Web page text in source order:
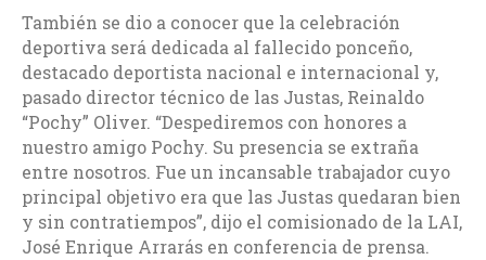
También se dio a conocer que la celebración
deportiva será dedicada al fallecido ponceño,
destacado deportista nacional e internacional y,
pasado director técnico de las Justas, Reinaldo
“Pochy” Oliver. “Despediremos con honores a
nuestro amigo Pochy. Su presencia se extraña
entre nosotros. Fue un incansable trabajador cuyo
principal objetivo era que las Justas quedaran bien
y sin contratiempos”, dijo el comisionado de la LAI,
José Enrique Arrarás en conferencia de prensa.